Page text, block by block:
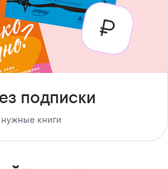
подписки
книги